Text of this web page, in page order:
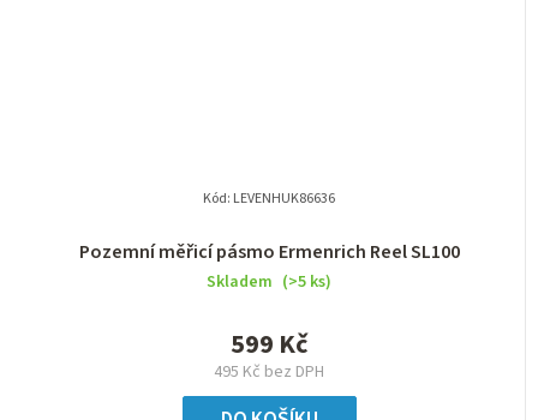
Pozemní měřicí pásmo Ermenrich Reel SL100
Skladem (>5 ks)
495 Kč bez DPH
599 Kč
Kód: LEVENHUK86636